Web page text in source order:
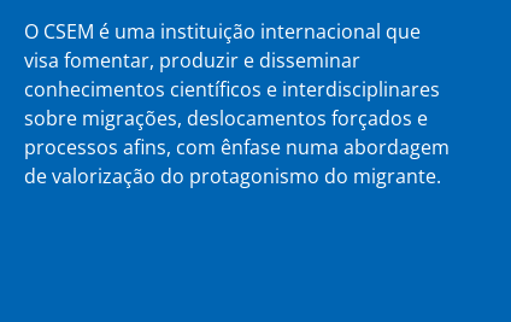
O CSEM é uma instituição internacional que
visa fomentar, produzir e disseminar
conhecimentos científicos e interdisciplinares
sobre migrações, deslocamentos forçados e
processos afins, com ênfase numa abordagem
de valorização do protagonismo do migrante.